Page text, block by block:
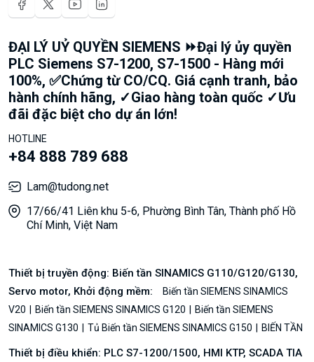
ĐẠI LÝ UỶ QUYỀN SIEMENS ⏩Đại lý ủy quyền
PLC Siemens S7-1200, S7-1500 - Hàng mới
100%, ✅Chứng từ CO/CQ. Giá cạnh tranh, bảo
hành chính hãng, ✓Giao hàng toàn quốc ✓Ưu
đãi đặc biệt cho dự án lớn!
HOTLINE
+84 888 789 688
Lam@tudong.net
17/66/41 Liên khu 5-6, Phường Bình Tân, Thành phố Hồ
Chí Minh, Việt Nam
Thiết bị truyền động: Biến tần SINAMICS G110/G120/G130,
Servo motor, Khởi động mềm:
Biến tần SIEMENS SINAMICS
V20
Biến tần SIEMENS SINAMICS G120
Biến tần SIEMENS
SINAMICS G130
Tủ Biến tần SIEMENS SINAMICS G150 BIẾN TẦN
Thiết bị điều khiển: PLC S7-1200/1500, HMI KTP, SCADA TIA